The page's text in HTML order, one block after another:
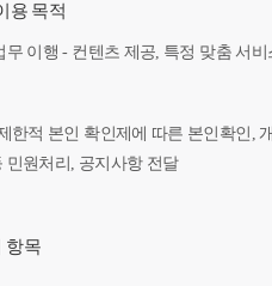
용 목적
무 이행 - 컨텐츠 제공, 특정 맞춤 서
한적 본인 확인제에 따른 본인확인,
민원처리, 공지사항 전달
항목